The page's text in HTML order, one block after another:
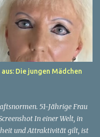
Die jungen Mädchen
51-Jährige Frau
In einer Welt, in
und Attraktivität gilt, ist